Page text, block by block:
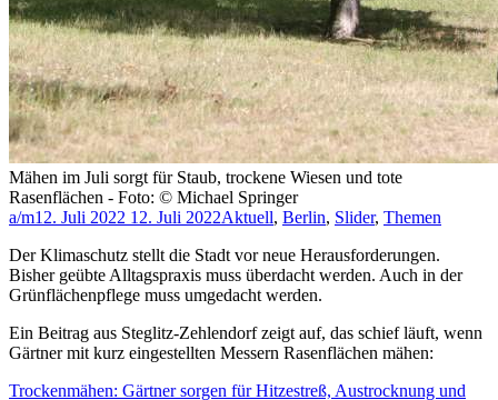
Mähen im Juli sorgt für Staub, trockene Wiesen und tote
Rasenflächen - Foto: © Michael Springer
a/m12. Juli 2022 12. Juli 2022Aktuell, Berlin, Slider, Themen
Der Klimaschutz stellt die Stadt vor neue Herausforderungen.
Bisher geübte Alltagspraxis muss überdacht werden. Auch in der
Grünflächenpflege muss umgedacht werden.
Ein Beitrag aus Steglitz-Zehlendorf zeigt auf, das schief läuft, wenn
Gärtner mit kurz eingestellten Messern Rasenflächen mähen:
Trockenmähen: Gärtner sorgen für Hitzestreß, Austrocknung und